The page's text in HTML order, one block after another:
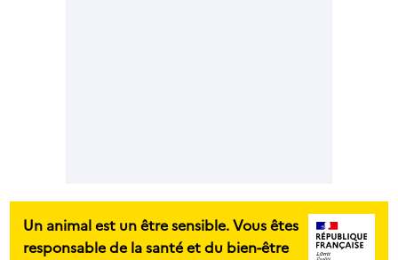
Un animal est un être sensible. Vous êtes
responsable de la santé et du bien-être